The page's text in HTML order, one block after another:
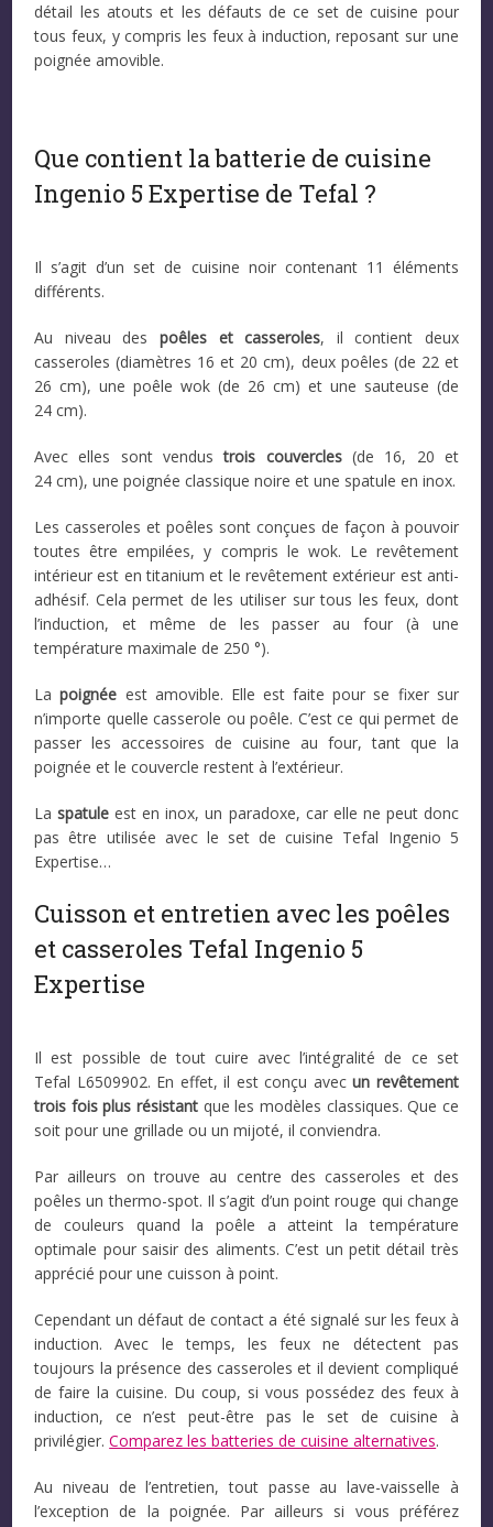
détail les atouts et les défauts de ce set de cuisine pour
tous feux, y compris les feux à induction, reposant sur une
poignée amovible.
Que contient la batterie de cuisine
Ingenio 5 Expertise de Tefal ?
Il s’agit d’un set de cuisine noir contenant 11 éléments
différents.
Au niveau des poêles et casseroles, il contient deux
casseroles (diamètres 16 et 20 cm), deux poêles (de 22 et
26 cm), une poêle wok (de 26 cm) et une sauteuse (de
24 cm).
Avec elles sont vendustrois couvercles(de 16, 20 et
24 cm), une poignée classique noire et une spatule en inox.
Les casseroles et poêles sont conçues de façon à pouvoir
toutes être empilées, y compris le wok. Le revêtement
intérieur est en titanium et le revêtement extérieur est anti-
adhésif. Cela permet de les utiliser sur tous les feux, dont
l’induction, et même de les passer au four (à une
température maximale de 250 °).
Lapoignée est amovible. Elle est faite pour se fixer sur
n’importe quelle casserole ou poêle. C’est ce qui permet de
passer les accessoires de cuisine au four, tant que la
poignée et le couvercle restent à l’extérieur.
Laspatule est en inox, un paradoxe, car elle ne peut donc
pas être utilisée avec le set de cuisine Tefal Ingenio 5
Expertise…
Cuisson et entretien avec les poêles
et casseroles Tefal Ingenio 5
Expertise
Il est possible de tout cuire avec l’intégralité de ce set
Tefal L6509902. En effet, il est conçu avecun revêtement
trois fois plus résistant que les modèles classiques. Que ce
soit pour une grillade ou un mijoté, il conviendra.
Par ailleurs on trouve au centre des casseroles et des
poêles un thermo-spot. Il s’agit d’un point rouge qui change
de couleurs quand la poêle a atteint la température
optimale pour saisir des aliments. C’est un petit détail très
apprécié pour une cuisson à point.
Cependant un défaut de contact a été signalé sur les feux à
induction. Avec le temps, les feux ne détectent pas
toujours la présence des casseroles et il devient compliqué
de faire la cuisine. Du coup, si vous possédez des feux à
induction, ce n’est peut-être pas le set de cuisine à
privilégier.Comparez les batteries de cuisine alternatives.
Au niveau de l’entretien, tout passe au lave-vaisselle à
l’exception de la poignée. Par ailleurs si vous préférez